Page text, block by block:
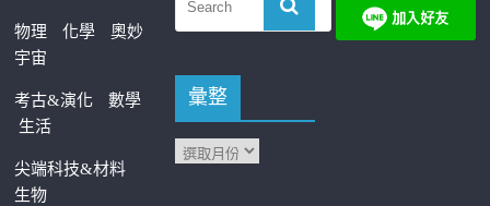
物理 化學
奧妙
宇宙
考古&演化
數學
生活
尖端科技&材料
生物
彙整